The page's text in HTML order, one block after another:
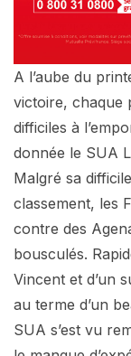
A l’aube du
victoire, chaque
difficiles à
donnée le SUA
Malgré sa
classement, les
contre des
bousculés.
Vincent et d’un
au terme d’un
SUA s’est vu